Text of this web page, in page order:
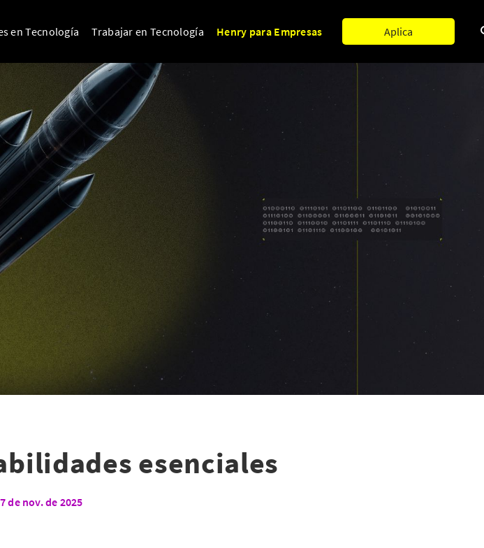
en Tecnología Trabajar en Tecnología Henry para Empresas Aplica
esenciales
de nov. de 2025